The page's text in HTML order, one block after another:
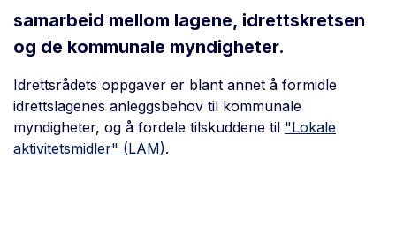
samarbeid mellom lagene, idrettskretsen
og de kommunale myndigheter.
Idrettsrådets oppgaver er blant annet å formidle
idrettslagenes anleggsbehov til kommunale
myndigheter, og å fordele tilskuddene til "Lokale
aktivitetsmidler" (LAM).